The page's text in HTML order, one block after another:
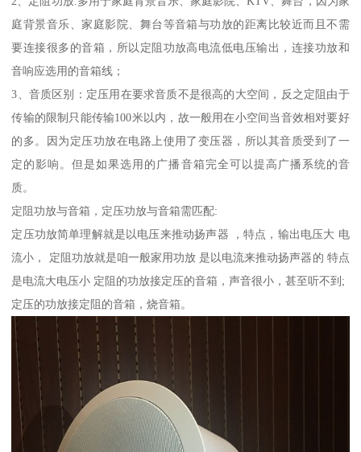
庭背景音乐、家庭影院、舞台等音箱与功放的距离比较近而且不需
要连接很多的音箱，所以定阻功放高电流低电压输出，连接功放和
音响应选用的音箱线；
3、音质区别：定压用在要求音质不是很高的大空间，反之定阻由于
传输的限制只能传输100米以内，故一般用在小空间当音效相对要好
的多。因为定压功放在电路上使用了变压器，所以其音质受到了一
定的影响。但是如果选用的广播音箱完全可以提高广播系统的音
质。
定阻功放与音箱，定压功放与音箱需匹配:
定压功放简单理解就是以电压来推动扬声器 ，特点，输出电压大 电
流小， 定阻功放就是咱一般家用功放 是以电流来推动扬声器的 特点
是电流大电压小 定阻的功放接定压的音箱，声音很小，甚至听不到;
定压的功放接定阻的音箱，烧音箱。